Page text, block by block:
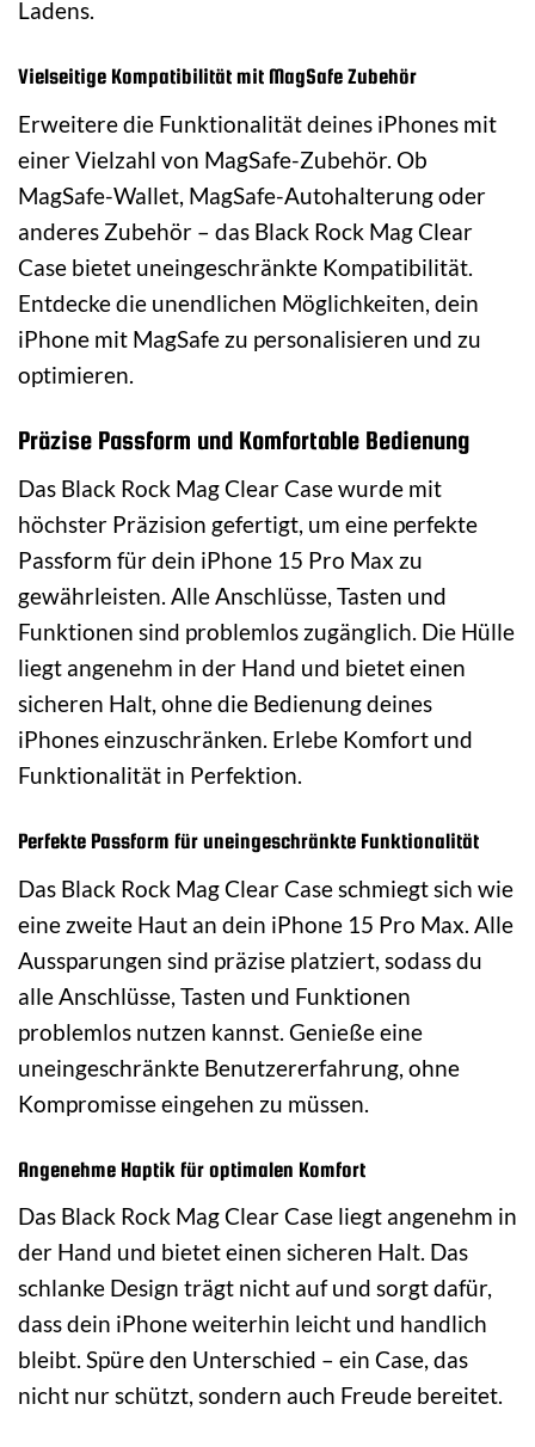
Ladens.
Vielseitige Kompatibilität mit MagSafe Zubehör
Erweitere die Funktionalität deines iPhones mit
einer Vielzahl von MagSafe-Zubehör. Ob
MagSafe-Wallet, MagSafe-Autohalterung oder
anderes Zubehör – das Black Rock Mag Clear
Case bietet uneingeschränkte Kompatibilität.
Entdecke die unendlichen Möglichkeiten, dein
iPhone mit MagSafe zu personalisieren und zu
optimieren.
Präzise Passform und Komfortable Bedienung
Das Black Rock Mag Clear Case wurde mit
höchster Präzision gefertigt, um eine perfekte
Passform für dein iPhone 15 Pro Max zu
gewährleisten. Alle Anschlüsse, Tasten und
Funktionen sind problemlos zugänglich. Die Hülle
liegt angenehm in der Hand und bietet einen
sicheren Halt, ohne die Bedienung deines
iPhones einzuschränken. Erlebe Komfort und
Funktionalität in Perfektion.
Perfekte Passform für uneingeschränkte Funktionalität
Das Black Rock Mag Clear Case schmiegt sich wie
eine zweite Haut an dein iPhone 15 Pro Max. Alle
Aussparungen sind präzise platziert, sodass du
alle Anschlüsse, Tasten und Funktionen
problemlos nutzen kannst. Genieße eine
uneingeschränkte Benutzererfahrung, ohne
Kompromisse eingehen zu müssen.
Angenehme Haptik für optimalen Komfort
Das Black Rock Mag Clear Case liegt angenehm in
der Hand und bietet einen sicheren Halt. Das
schlanke Design trägt nicht auf und sorgt dafür,
dass dein iPhone weiterhin leicht und handlich
bleibt. Spüre den Unterschied – ein Case, das
nicht nur schützt, sondern auch Freude bereitet.